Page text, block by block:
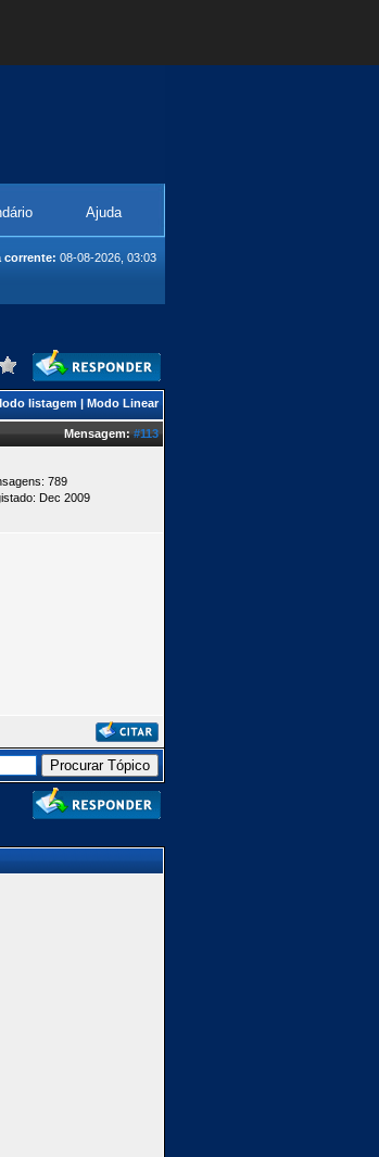
Ajuda
corrente: 08-08-2026, 03:03
listagem | Modo Linear
Mensagem:#113
789
Dec 2009